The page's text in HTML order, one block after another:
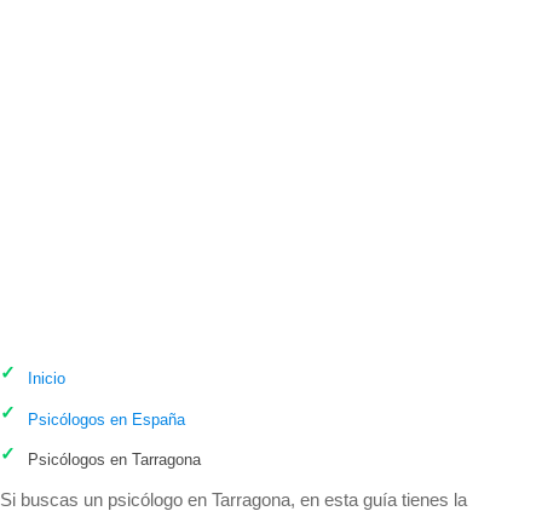
Inicio
Psicólogos en España
Psicólogos en Tarragona
Si buscas un psicólogo en Tarragona, en esta guía tienes la